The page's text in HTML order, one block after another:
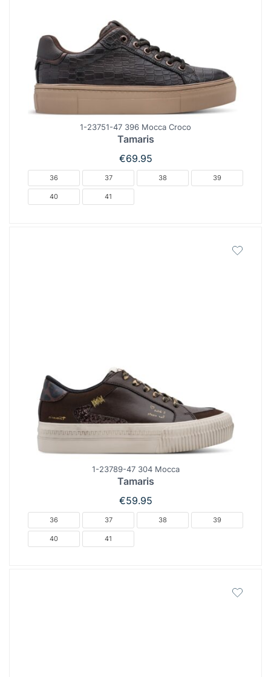
1-23751-47 396 Mocca Croco
Tamaris
€69.95
36 37 38 39
40 41
1-23789-47 304 Mocca
Tamaris
€59.95
36 37 38 39
40 41